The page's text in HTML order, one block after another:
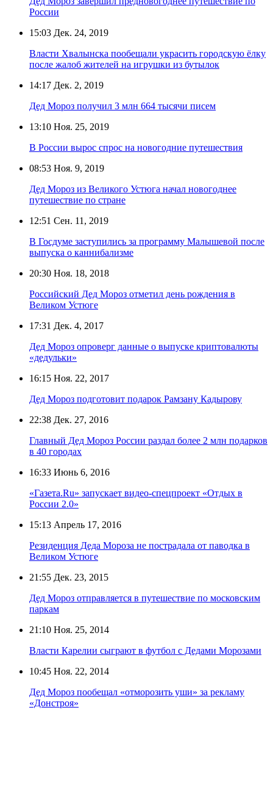
России
15:03 Дек. 24, 2019
Власти Хвалынска пообещали украсить городскую ёлку
после жалоб жителей на игрушки из бутылок
14:17 Дек. 2, 2019
Дед Мороз получил 3 млн 664 тысячи писем
13:10 Ноя. 25, 2019
В России вырос спрос на новогодние путешествия
08:53 Ноя. 9, 2019
Дед Мороз из Великого Устюга начал новогоднее
путешествие по стране
12:51 Сен. 11, 2019
В Госдуме заступились за программу Малышевой после
выпуска о каннибализме
20:30 Ноя. 18, 2018
Российский Дед Мороз отметил день рождения в
Великом Устюге
17:31 Дек. 4, 2017
Дед Мороз опроверг данные о выпуске криптовалюты
«дедульки»
16:15 Ноя. 22, 2017
Дед Мороз подготовит подарок Рамзану Кадырову
22:38 Дек. 27, 2016
Главный Дед Мороз России раздал более 2 млн подарков
в 40 городах
16:33 Июнь 6, 2016
«Газета.Ru» запускает видео-спецпроект «Отдых в
России 2.0»
15:13 Апрель 17, 2016
Резиденция Деда Мороза не пострадала от паводка в
Великом Устюге
21:55 Дек. 23, 2015
Дед Мороз отправляется в путешествие по московским
паркам
21:10 Ноя. 25, 2014
Власти Карелии сыграют в футбол с Дедами Морозами
10:45 Ноя. 22, 2014
Дед Мороз пообещал «отморозить уши» за рекламу
«Донстроя»